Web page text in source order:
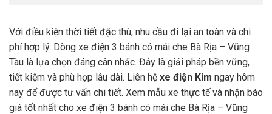
Với điều kiện thời tiết đặc thù, nhu cầu đi lại an toàn và chi
phí hợp lý. Dòng xe điện 3 bánh có mái che Bà Rịa – Vũng
Tàu là lựa chọn đáng cân nhắc. Đây là giải pháp bền vững,
tiết kiệm và phù hợp lâu dài. Liên hệ xe điện Kim ngay hôm
nay để được tư vấn chi tiết. Xem mẫu xe thực tế và nhận báo
giá tốt nhất cho xe điện 3 bánh có mái che Bà Rịa – Vũng